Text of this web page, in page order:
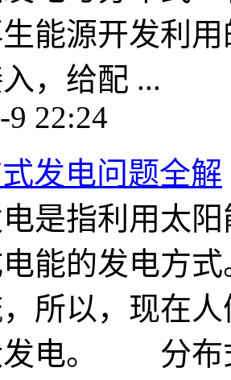
能源开发利
，给配 ...
9 22:24
发电问题全解
是指利用太
能的发电方
所以，现在
发电。 分布